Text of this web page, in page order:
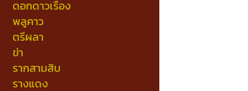
ดอกดาวเรือง
พลูคาว
ตรีผลา
ข่า
รากสามสิบ
รางแดง